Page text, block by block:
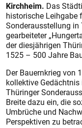
Kirchheim. Das
historische Leihgabe
Sonderausstellung
gearbeiteter
der diesjährigen
1525 – 500 Jahre
Der Bauernkrieg von
kollektive
Thüringer
Breite dazu ein, die
Umbrüche und
Perspektiven zu